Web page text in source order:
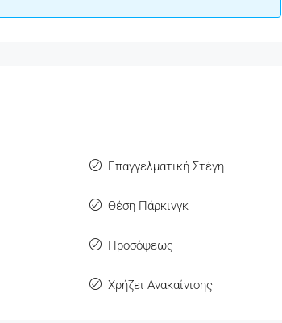
Επαγγελματική Στέγη
Θέση Πάρκινγκ
Προσόψεως
Χρήζει Ανακαίνισης